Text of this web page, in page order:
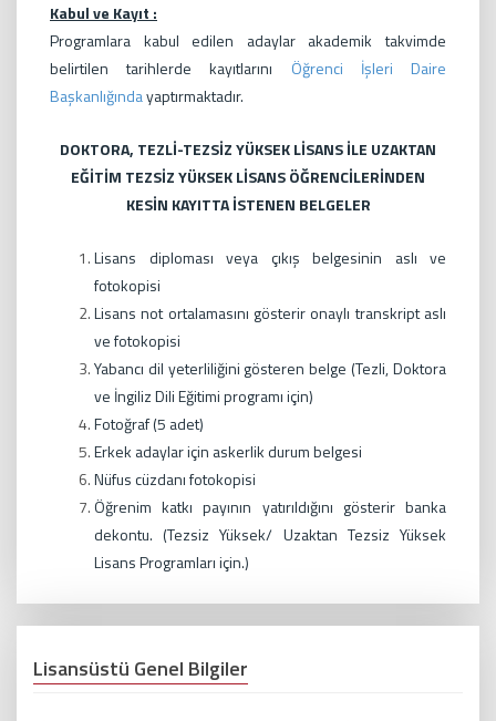
Kabul ve Kayıt :
Programlara kabul edilen adaylar akademik takvimde
belirtilen tarihlerde kayıtlarını Öğrenci İşleri Daire
Başkanlığındayaptırmaktadır.
DOKTORA, TEZLİ-TEZSİZ YÜKSEK LİSANS İLE UZAKTAN
EĞİTİM TEZSİZ YÜKSEK LİSANS ÖĞRENCİLERİNDEN
KESİN KAYITTA İSTENEN BELGELER
Lisans diploması veya çıkış belgesinin aslı ve
fotokopisi
Lisans not ortalamasını gösterir onaylı transkript aslı
ve fotokopisi
Yabancı dil yeterliliğini gösteren belge (Tezli, Doktora
ve İngiliz Dili Eğitimi programı için)
Fotoğraf (5 adet)
Erkek adaylar için askerlik durum belgesi
Nüfus cüzdanı fotokopisi
Öğrenim katkı payının yatırıldığını gösterir banka
dekontu. (Tezsiz Yüksek/ Uzaktan Tezsiz Yüksek
Lisans Programları için.)
Lisansüstü Genel Bilgiler